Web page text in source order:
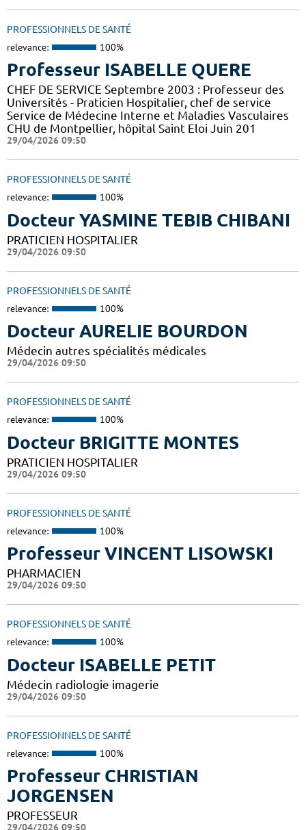
PROFESSIONNELS DE SANTÉ
relevance: 100%
Professeur ISABELLE QUERE
CHEF DE SERVICE Septembre 2003 : Professeur des
Universités - Praticien Hospitalier, chef de service
Service de Médecine Interne et Maladies Vasculaires
CHU de Montpellier, hôpital Saint Eloi Juin 201
29/04/2026 09:50
PROFESSIONNELS DE SANTÉ
relevance: 100%
Docteur YASMINE TEBIB CHIBANI
PRATICIEN HOSPITALIER
29/04/2026 09:50
PROFESSIONNELS DE SANTÉ
relevance: 100%
Docteur AURELIE BOURDON
Médecin autres spécialités médicales
29/04/2026 09:50
PROFESSIONNELS DE SANTÉ
relevance: 100%
Docteur BRIGITTE MONTES
PRATICIEN HOSPITALIER
29/04/2026 09:50
PROFESSIONNELS DE SANTÉ
relevance: 100%
Professeur VINCENT LISOWSKI
PHARMACIEN
29/04/2026 09:50
PROFESSIONNELS DE SANTÉ
relevance: 100%
Docteur ISABELLE PETIT
Médecin radiologie imagerie
29/04/2026 09:50
PROFESSIONNELS DE SANTÉ
relevance: 100%
Professeur CHRISTIAN
JORGENSEN
PROFESSEUR
29/04/2026 09:50